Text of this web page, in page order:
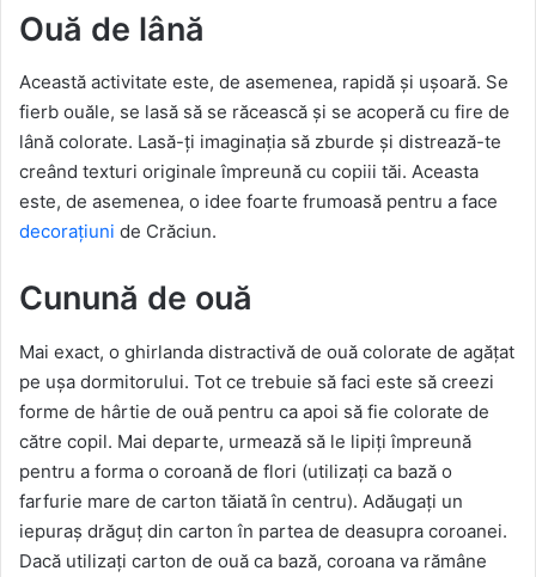
Ouă de lână
Această activitate este, de asemenea, rapidă și ușoară. Se
fierb ouăle, se lasă să se răcească și se acoperă cu fire de
lână colorate. Lasă-ți imaginația să zburde și distrează-te
creând texturi originale împreună cu copiii tăi. Aceasta
este, de asemenea, o idee foarte frumoasă pentru a face
decorațiuni de Crăciun.
Cunună de ouă
Mai exact, o ghirlanda distractivă de ouă colorate de agățat
pe ușa dormitorului. Tot ce trebuie să faci este să creezi
forme de hârtie de ouă pentru ca apoi să fie colorate de
către copil. Mai departe, urmează să le lipiți împreună
pentru a forma o coroană de flori (utilizați ca bază o
farfurie mare de carton tăiată în centru). Adăugați un
iepuraș drăguț din carton în partea de deasupra coroanei.
Dacă utilizați carton de ouă ca bază, coroana va rămâne